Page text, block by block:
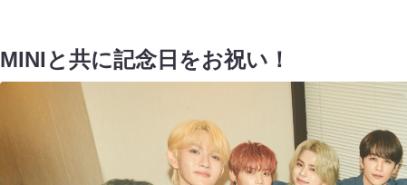
MINIと共に記念日をお祝い！